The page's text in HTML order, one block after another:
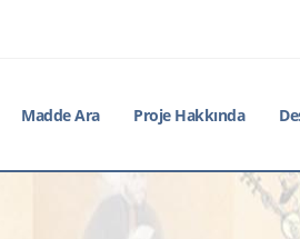
Madde Ara Proje Hakkında